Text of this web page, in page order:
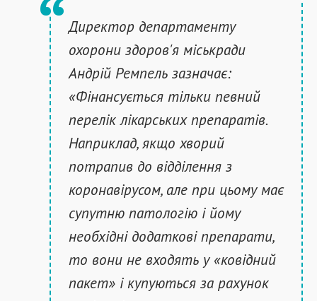
Директор департаменту
охорони здоров'я міськради
Андрій Ремпель зазначає:
«Фінансується тільки певний
перелік лікарських препаратів.
Наприклад, якщо хворий
потрапив до відділення з
коронавірусом, але при цьому має
супутню патологію і йому
необхідні додаткові препарати,
то вони не входять у «ковідний
пакет» і купуються за рахунок